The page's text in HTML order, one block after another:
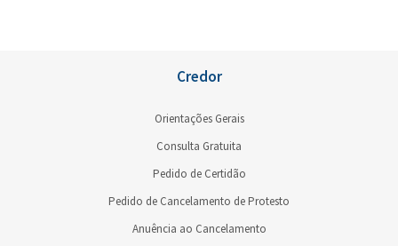
Credor
Orientações Gerais
Consulta Gratuita
Pedido de Certidão
Pedido de Cancelamento de Protesto
Anuência ao Cancelamento